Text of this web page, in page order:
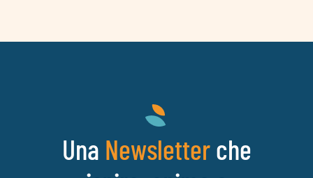
Una Newsletterche